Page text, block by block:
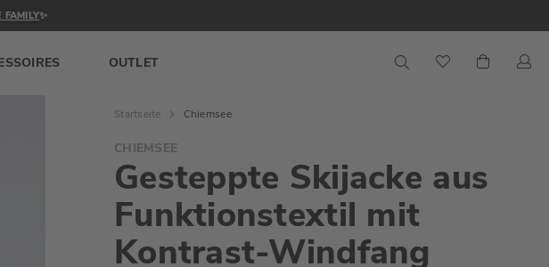
FAMILY✨
OUTLET
Mein
CHIEMSEE
Gesteppte Skijacke aus
Funktionstextil mit
Kontrast-Windfang
Startseite Chiemsee